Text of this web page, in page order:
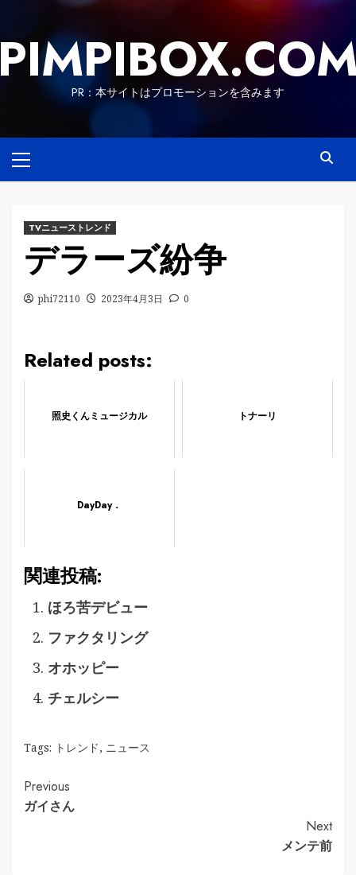
content
PR：本サイトはプロモーションを含みます
Menu
TVニューストレンド
デラーズ紛争
phi72110 2023年4月3日 0
Related posts:
照史くんミュージカル トナーリ
DayDay．
関連投稿:
ほろ苦デビュー
ファクタリング
オホッピー
チェルシー
Tags: トレンド, ニュース
Continue
Reading
Previous
ガイさん
Next
メンテ前